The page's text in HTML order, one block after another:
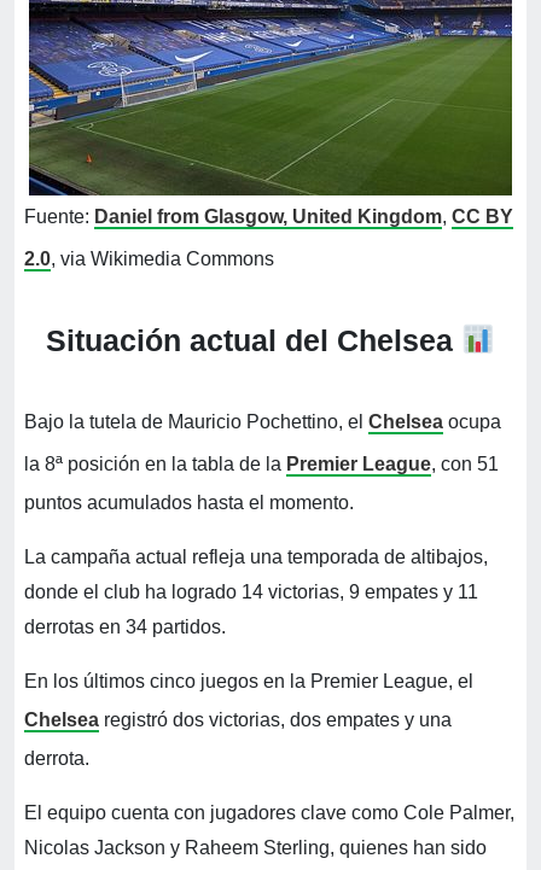
Fuente: Daniel from Glasgow, United Kingdom, CC BY
2.0, via Wikimedia Commons
Situación actual del Chelsea
Bajo la tutela de Mauricio Pochettino, el Chelsea ocupa
la 8ª posición en la tabla de la Premier League, con 51
puntos acumulados hasta el momento.
La campaña actual refleja una temporada de altibajos,
donde el club ha logrado 14 victorias, 9 empates y 11
derrotas en 34 partidos.
En los últimos cinco juegos en la Premier League, el
Chelsea registró dos victorias, dos empates y una
derrota.
El equipo cuenta con jugadores clave como Cole Palmer,
Nicolas Jackson y Raheem Sterling, quienes han sido